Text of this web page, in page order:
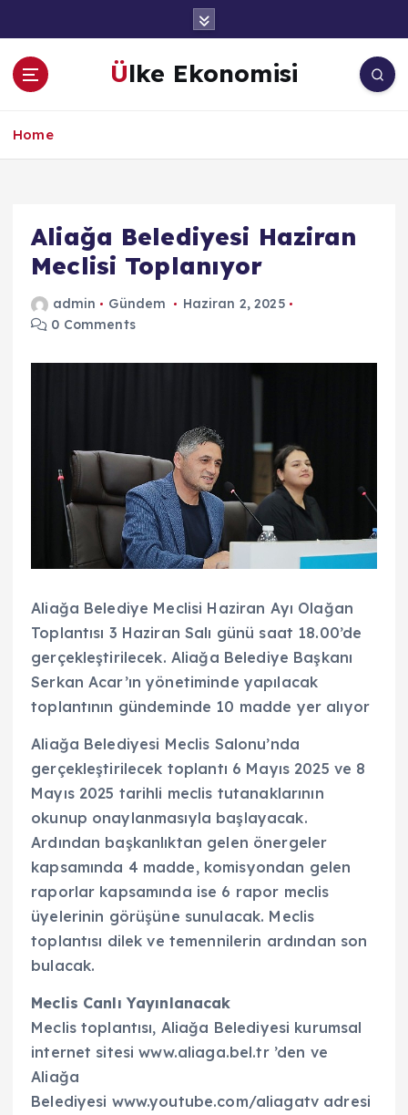
a
Ülke Ekonomisi
Home
Aliağa Belediyesi Haziran
Meclisi Toplanıyor
admin Gündem
Haziran 2, 2025
0 Comments
Aliağa Belediye Meclisi Haziran Ayı Olağan
Toplantısı 3 Haziran Salı günü saat 18.00’de
gerçekleştirilecek. Aliağa Belediye Başkanı
Serkan Acar’ın yönetiminde yapılacak
toplantının gündeminde 10 madde yer alıyor
Aliağa Belediyesi Meclis Salonu’nda
gerçekleştirilecek toplantı 6 Mayıs 2025 ve 8
Mayıs 2025 tarihli meclis tutanaklarının
okunup onaylanmasıyla başlayacak.
Ardından başkanlıktan gelen önergeler
kapsamında 4 madde, komisyondan gelen
raporlar kapsamında ise 6 rapor meclis
üyelerinin görüşüne sunulacak. Meclis
toplantısı dilek ve temennilerin ardından son
bulacak.
Meclis Canlı Yayınlanacak
Meclis toplantısı, Aliağa Belediyesi kurumsal
internet sitesi www.aliaga.bel.tr ’den ve
Aliağa
Belediyesi www.youtube.com/aliagatv adresi